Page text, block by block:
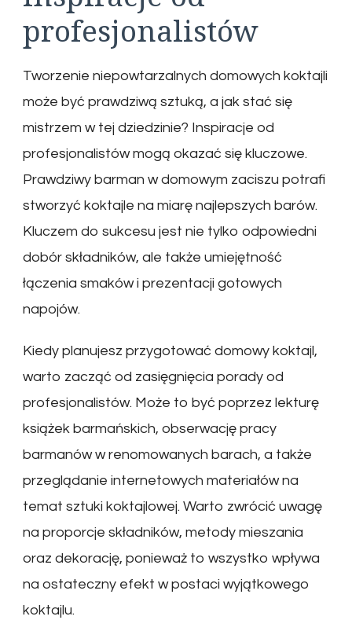
profesjonalistów
Tworzenie niepowtarzalnych domowych koktajli
może być prawdziwą sztuką, a jak stać się
mistrzem w tej dziedzinie? Inspiracje od
profesjonalistów mogą okazać się kluczowe.
Prawdziwy barman w domowym zaciszu potrafi
stworzyć koktajle na miarę najlepszych barów.
Kluczem do sukcesu jest nie tylko odpowiedni
dobór składników, ale także umiejętność
łączenia smaków i prezentacji gotowych
napojów.
Kiedy planujesz przygotować domowy koktajl,
warto zacząć od zasięgnięcia porady od
profesjonalistów. Może to być poprzez lekturę
książek barmańskich, obserwację pracy
barmanów w renomowanych barach, a także
przeglądanie internetowych materiałów na
temat sztuki koktajlowej. Warto zwrócić uwagę
na proporcje składników, metody mieszania
oraz dekorację, ponieważ to wszystko wpływa
na ostateczny efekt w postaci wyjątkowego
koktajlu.